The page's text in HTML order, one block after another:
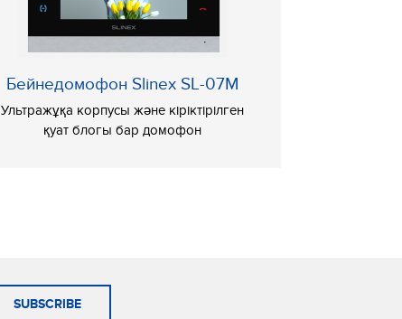
Бейнедомофон Slinex SL-07M
Ультражұқа корпусы және кіріктірілген
қуат блогы бар домофон
SUBSCRIBE